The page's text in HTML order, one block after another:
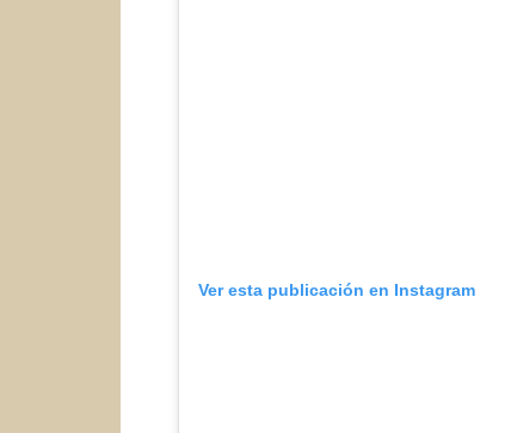
Ver esta publicación en Instagram